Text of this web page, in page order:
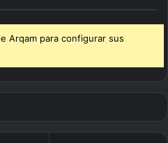
Arqam para configurar sus